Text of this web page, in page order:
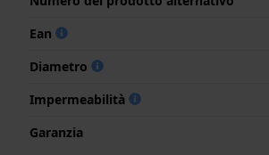
Ean
Diametro
Impermeabilità
Garanzia